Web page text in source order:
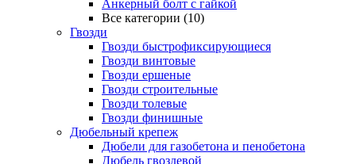
Анкерный болт с гайкой
Все категории (10)
Гвозди
Гвозди быстрофиксирующиеся
Гвозди винтовые
Гвозди ершеные
Гвозди строительные
Гвозди толевые
Гвозди финишные
Дюбельный крепеж
Дюбели для газобетона и пенобетона
Дюбель гвоздевой